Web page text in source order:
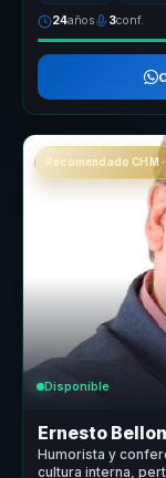
24años 3conf.
Recomendado CHM
Disponible
Ernesto
Humorista y
cultura interna,